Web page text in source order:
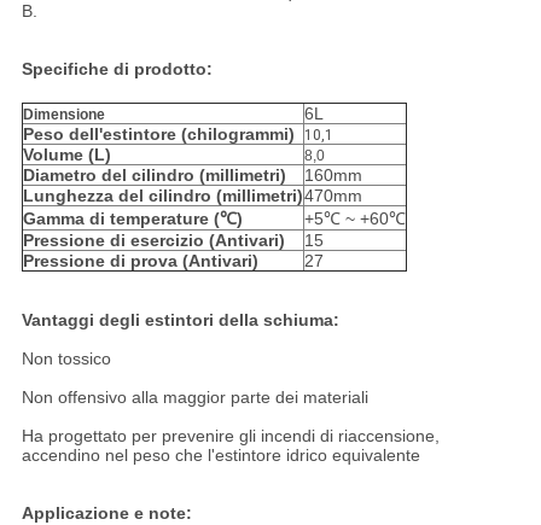
B.
Specifiche di prodotto:
Dimensione
6L
Peso dell'estintore (chilogrammi)
10,1
Volume (L) 8,0
Diametro del cilindro (millimetri)
160mm
Lunghezza del cilindro (millimetri)470mm
Gamma di temperature (℃)
+5℃ ~ +60℃
Pressione di esercizio (Antivari)
15
Pressione di prova (Antivari)
27
Vantaggi degli estintori della schiuma:
Non tossico
Non offensivo alla maggior parte dei materiali
Ha progettato per prevenire gli incendi di riaccensione,
accendino nel peso che l'estintore idrico equivalente
Applicazione e note: